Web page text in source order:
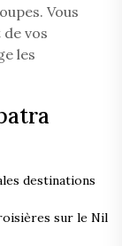
Vous
vos
les
destinations
sur le Nil